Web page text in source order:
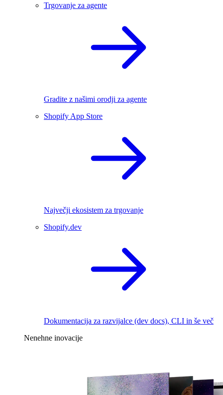
Trgovanje za agente
Gradite z našimi orodji za agente
Shopify App Store
Največji ekosistem za trgovanje
Shopify.dev
Dokumentacija za razvijalce (dev docs), CLI in še več
Nenehne inovacije